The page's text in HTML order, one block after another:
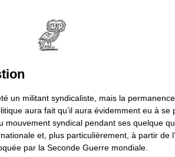
un militant syndicaliste, mais la
aura fait qu’il aura évidemment eu à se
mouvement syndical pendant ses quelque
et, plus particulièrement, à partir de
par la Seconde Guerre mondiale.